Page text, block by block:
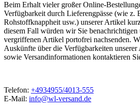
Beim Erhalt vieler großer Online-
Verfügbarkeit durch Lieferengpässe (wie z.
Rohstoffknappheit usw.) unserer Artikel
diesem Fall würden wir Sie benachrichtigen
vergriffenen Artikel portofrei nachsenden.
Auskünfte über die Verfügbarkeiten
sowie Versandinformationen kontaktieren
Telefon: +4934955/4013-555
E-Mail: info@wl-versand.de